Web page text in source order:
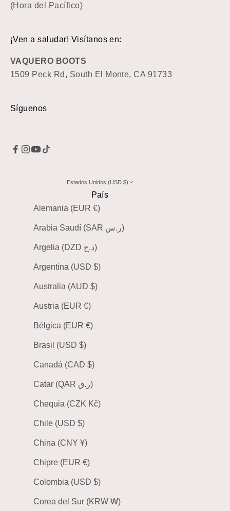
(Hora del Pacífico)
¡Ven a saludar! Visítanos en:
VAQUERO BOOTS
1509 Peck Rd, South El Monte, CA 91733
Síguenos
Estados Unidos (USD $)
País
Alemania (EUR €)
Arabia Saudí (SAR ر.س)
Argelia (DZD د.ج)
Argentina (USD $)
Australia (AUD $)
Austria (EUR €)
Bélgica (EUR €)
Brasil (USD $)
Canadá (CAD $)
Catar (QAR ر.ق)
Chequia (CZK Kč)
Chile (USD $)
China (CNY ¥)
Chipre (EUR €)
Colombia (USD $)
Corea del Sur (KRW ₩)